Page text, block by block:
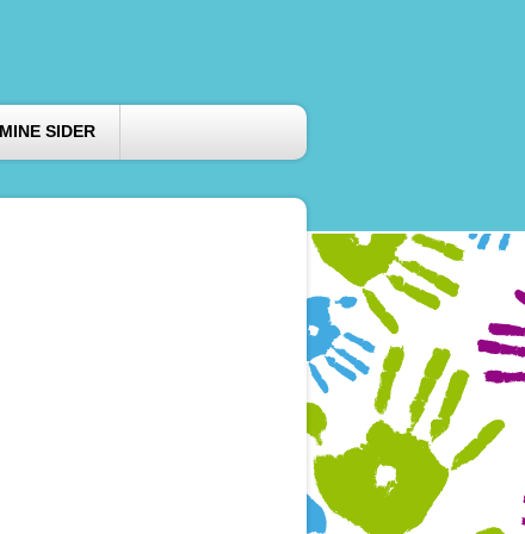
MINE SIDER